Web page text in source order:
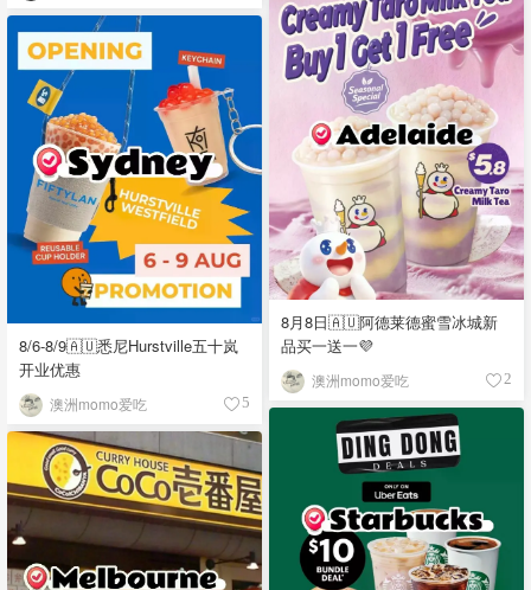
8月8日🇦🇺阿德莱德蜜雪冰城新
品买一送一💜
澳洲momo爱吃 2
8/6-8/9🇦🇺悉尼Hurstville五十岚
开业优惠
澳洲momo爱吃 5